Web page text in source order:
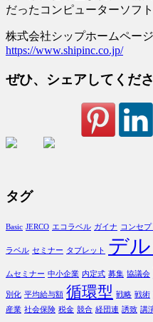
だったコンピューターソフ
株式会社シップホームページ
https://www.shipinc.co.jp/
ぜひ、シェアしてくだ
タグ
Basic JERCO エコラベル ガイナ コンセプ
ラベル セミナー タブレット デ
ムセミナー 中小企業 内定式 募集 協議会
別化 平均給与額 循環型 戦略 戦術
産業 社会保険 税金 競合 経団連 誘致 講